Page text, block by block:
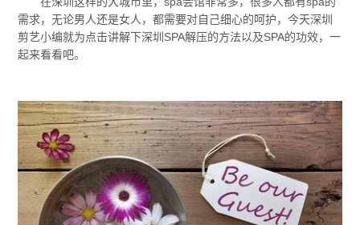
需求，无论男人还是女人，都需要对自己细心的呵护，今天深圳
剪艺小编就为点击讲解下深圳SPA解压的方法以及SPA的功效，一
起来看看吧。